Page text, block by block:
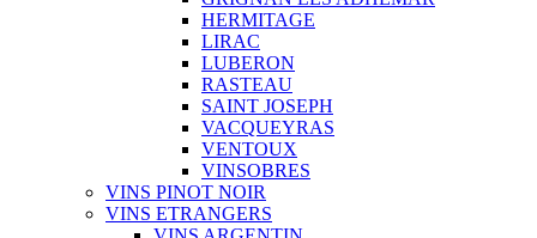
HERMITAGE
LIRAC
LUBERON
RASTEAU
SAINT JOSEPH
VACQUEYRAS
VENTOUX
VINSOBRES
VINS PINOT NOIR
VINS ETRANGERS